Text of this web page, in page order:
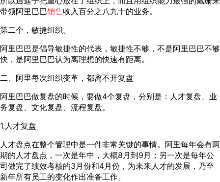
带领阿里巴巴销售收入百分之八九十的业务。
第二个，敏捷组织。
阿里巴巴是倡导敏捷性的代表，敏捷性不够，不是阿里巴巴不够
快，是阿里巴巴认为离理想的快速有距离。
二、阿里每次组织变革，都离不开复盘
阿里巴巴做复盘的时候，要做4个复盘，分别是：人才复盘、业
务复盘、文化复盘、流程复盘。
1.人才复盘
人才盘点在整个管理中是一件非常关键的事情。阿里每年会有两
期的人才盘点，一次是年中，大概8月到9月；另一次是每年公
司做完了绩效考核的3月份和4月份，为未来人才的发展，乃至
新年所有员工的变化作出准备工作。